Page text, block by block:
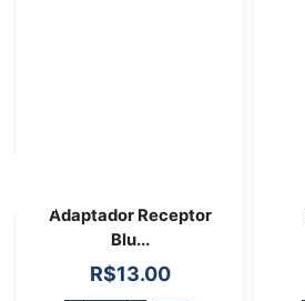
Adaptador Receptor
Blu...
R$13.00